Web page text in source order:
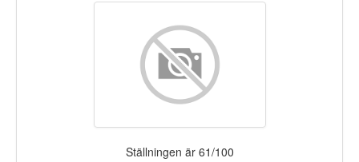
Ställningen är 61/100